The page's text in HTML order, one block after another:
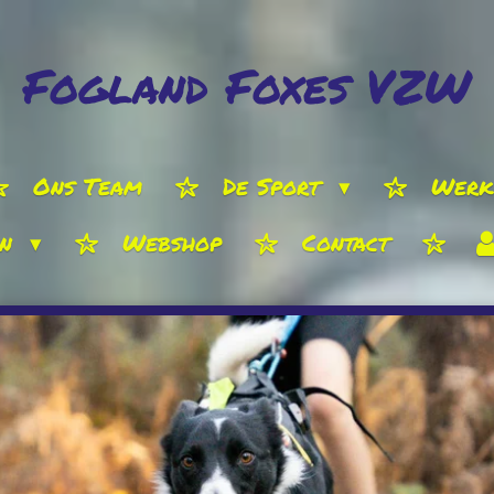
Fogland Foxes VZW
Ons Team De Sport
Webshop Contact